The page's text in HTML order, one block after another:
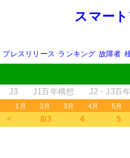
スマー
プレスリリース ランキング 故障者
J3 J1百年構想 J2・J3百
1月 2月 3月 4月 5月
＜ 8/3 4 5